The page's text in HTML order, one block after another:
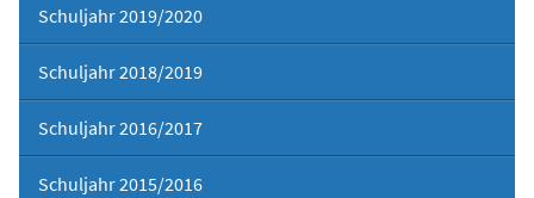
Schuljahr 2019/2020
Schuljahr 2018/2019
Schuljahr 2016/2017
Schuljahr 2015/2016